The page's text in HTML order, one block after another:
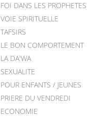
FOI DANS LES PROPHETES
VOIE SPIRITUELLE
TAFSIRS
LE BON COMPORTEMENT
LA DA'WA
SEXUALITE
POUR ENFANTS / JEUNES
PRIERE DU VENDREDI
ECONOMIE